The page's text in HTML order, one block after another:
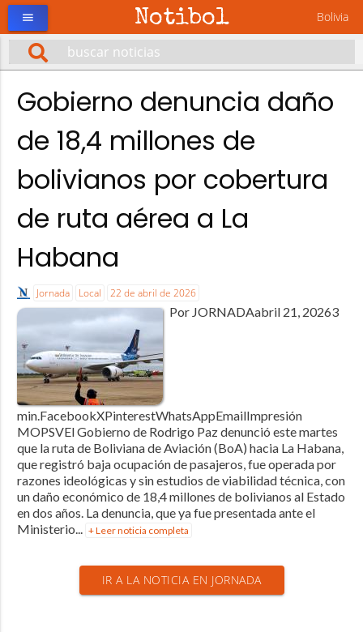
Notibol Bolivia
menu
Gobierno denuncia daño
de 18,4 millones de
bolivianos por cobertura
de ruta aérea a La
Habana
Jornada Local 22 de abril de 2026
Por JORNADAabril 21, 20263
min.FacebookXPinterestWhatsAppEmailImpresión
MOPSVEl Gobierno de Rodrigo Paz denunció este martes
que la ruta de Boliviana de Aviación (BoA) hacia La Habana,
que registró baja ocupación de pasajeros, fue operada por
razones ideológicas y sin estudios de viabilidad técnica, con
un daño económico de 18,4 millones de bolivianos al Estado
en dos años. La denuncia, que ya fue presentada ante el
Ministerio... + Leer noticia completa
IR A LA NOTICIA EN JORNADA